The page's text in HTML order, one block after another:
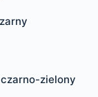
zielony